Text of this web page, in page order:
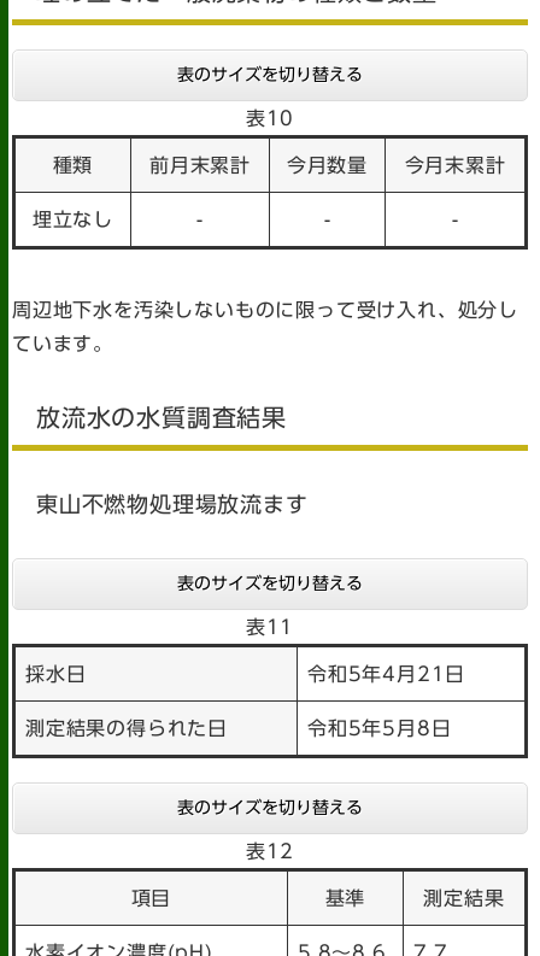
表のサイズを切り替える
表10
種類 前月末累計 今月数量 今月末累計
埋立なし - - -
周辺地下水を汚染しないものに限って受け入れ、処分し
ています。
放流水の水質調査結果
東山不燃物処理場放流ます
表のサイズを切り替える
表11
採水日 令和5年4月21日
測定結果の得られた日 令和5年5月8日
表のサイズを切り替える
表12
項目 基準 測定結果
水素イオン濃度(pH) 5.8～8.6 7.7